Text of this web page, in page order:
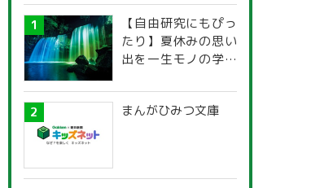
【自由研究にもぴっ
たり】夏休みの思い
出を一生モノの学び
探究ガイド
まんがひみつ文庫